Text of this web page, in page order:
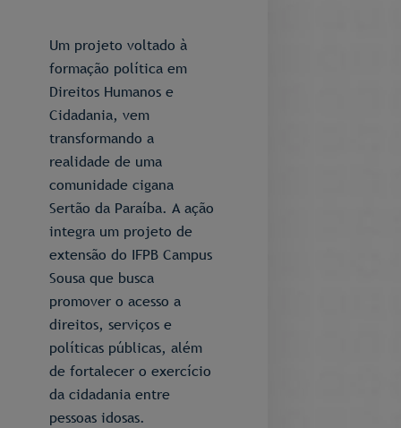
Um projeto voltado à
formação política em
Direitos Humanos e
Cidadania, vem
transformando a
realidade de uma
comunidade cigana
Sertão da Paraíba. A ação
integra um projeto de
extensão do IFPB Campus
Sousa que busca
promover o acesso a
direitos, serviços e
políticas públicas, além
de fortalecer o exercício
da cidadania entre
pessoas idosas.